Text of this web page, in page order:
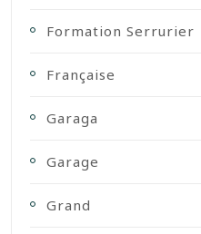
Formation Serrurier
Française
Garaga
Garage
Grand